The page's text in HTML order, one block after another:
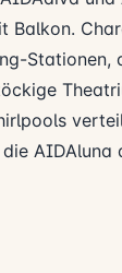
Balkon.
Stationen,
AIDAluna